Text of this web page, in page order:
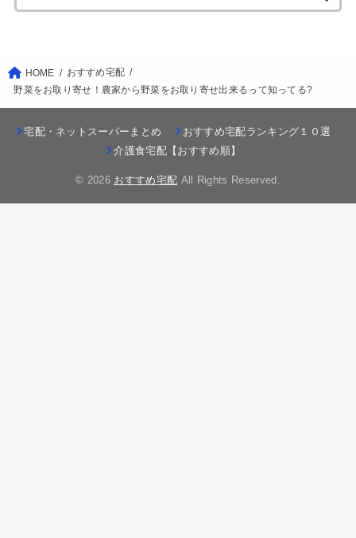
索:
HOME
おすすめ宅配
野菜をお取り寄せ！農家から野菜をお取り寄せ出来るって知ってる?
宅配・ネットスーパーまとめ
おすすめ宅配ランキング１０選
介護食宅配【おすすめ順】
© 2026 おすすめ宅配 All Rights Reserved.